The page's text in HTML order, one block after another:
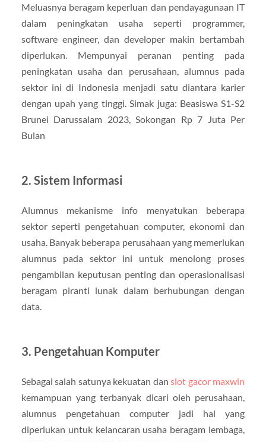
Meluasnya beragam keperluan dan pendayagunaan IT
dalam peningkatan usaha seperti programmer,
software engineer, dan developer makin bertambah
diperlukan. Mempunyai peranan penting pada
peningkatan usaha dan perusahaan, alumnus pada
sektor ini di Indonesia menjadi satu diantara karier
dengan upah yang tinggi. Simak juga: Beasiswa S1-S2
Brunei Darussalam 2023, Sokongan Rp 7 Juta Per
Bulan
2. Sistem Informasi
Alumnus mekanisme info menyatukan beberapa
sektor seperti pengetahuan computer, ekonomi dan
usaha. Banyak beberapa perusahaan yang memerlukan
alumnus pada sektor ini untuk menolong proses
pengambilan keputusan penting dan operasionalisasi
beragam piranti lunak dalam berhubungan dengan
data.
3. Pengetahuan Komputer
Sebagai salah satunya kekuatan danslot gacor maxwin
kemampuan yang terbanyak dicari oleh perusahaan,
alumnus pengetahuan computer jadi hal yang
diperlukan untuk kelancaran usaha beragam lembaga,